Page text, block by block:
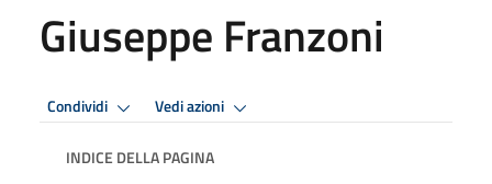
Giuseppe Franzoni
Condividi Vedi azioni
INDICE DELLA PAGINA